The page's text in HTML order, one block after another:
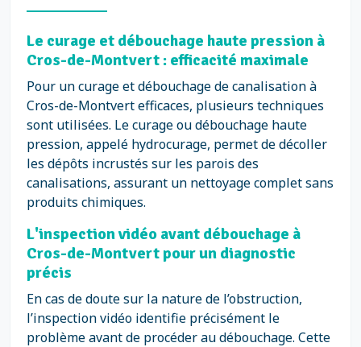
Le curage et débouchage haute pression à
Cros-de-Montvert : efficacité maximale
Pour un curage et débouchage de canalisation à
Cros-de-Montvert efficaces, plusieurs techniques
sont utilisées. Le curage ou débouchage haute
pression, appelé hydrocurage, permet de décoller
les dépôts incrustés sur les parois des
canalisations, assurant un nettoyage complet sans
produits chimiques.
L'inspection vidéo avant débouchage à
Cros-de-Montvert pour un diagnostic
précis
En cas de doute sur la nature de l’obstruction,
l’inspection vidéo identifie précisément le
problème avant de procéder au débouchage. Cette